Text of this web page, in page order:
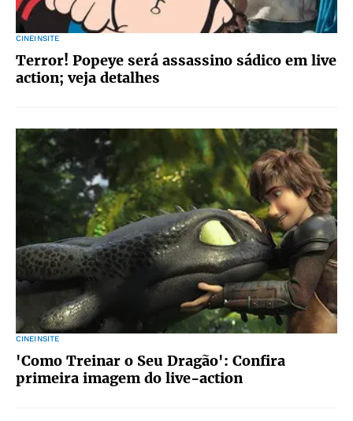
CINEINSITE
Terror! Popeye será assassino sádico em live
action; veja detalhes
CINEINSITE
'Como Treinar o Seu Dragão': Confira
primeira imagem do live-action